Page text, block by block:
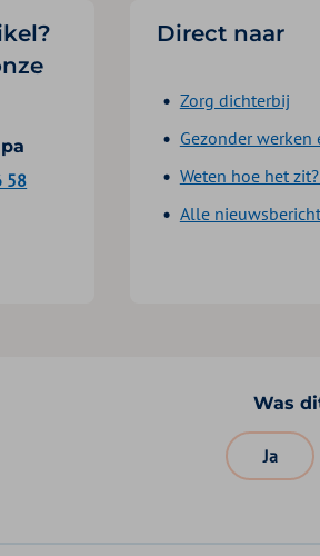
58
LinkedIn
e-mail
Direct naar
Zorg dichterbij
Gezonder werken
Weten hoe het
Alle
Was
Ja